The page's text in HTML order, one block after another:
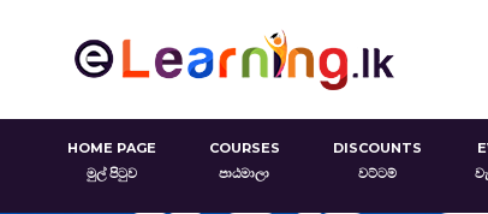
HOME PAGE
මුල් පිටුව
COURSES
පාඨමාලා
DISCOUNTS
වට්ටම්